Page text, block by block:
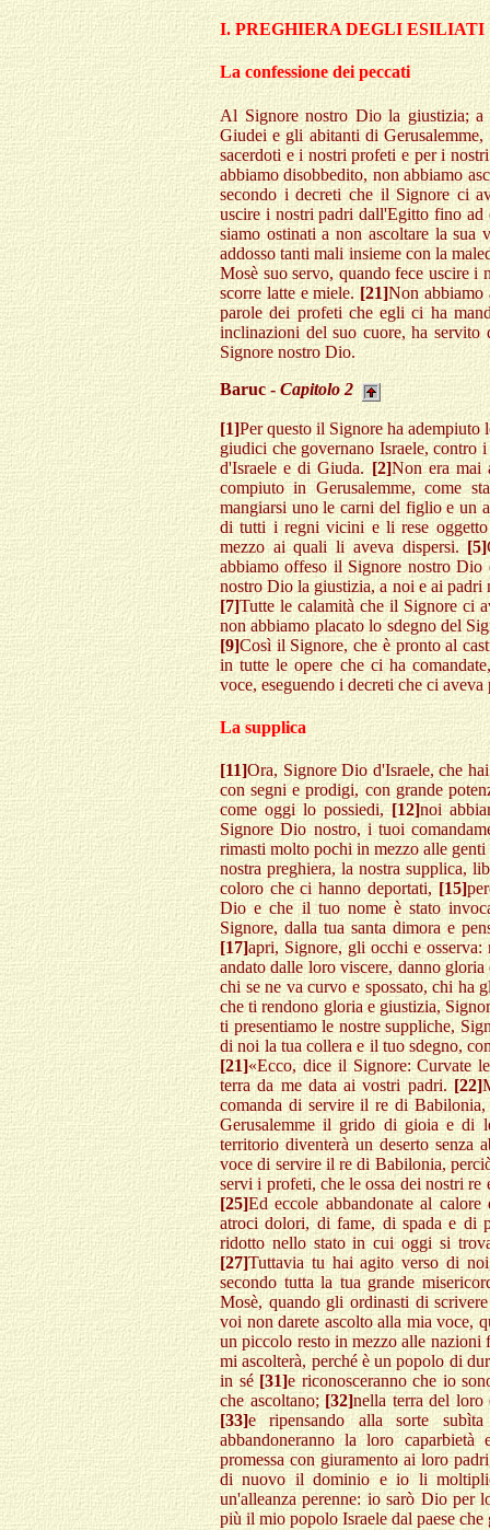
I. PREGHIERA DEGLI ESILIATI
La confessione dei peccati
Al Signore nostro Dio la giustizia;
Giudei e gli abitanti di Gerusalemme,
sacerdoti e i nostri profeti e per i
abbiamo disobbedito, non abbiamo
secondo i decreti che il Signore ci
uscire i nostri padri dall'Egitto fino
siamo ostinati a non ascoltare la sua
addosso tanti mali insieme con la
Mosè suo servo, quando fece uscire i
scorre latte e miele.[21]Non abbiamo
parole dei profeti che egli ci ha
inclinazioni del suo cuore, ha
Signore nostro Dio.
Baruc - Capitolo 2
[1]Per questo il Signore ha
giudici che governano Israele,
d'Israele e di Giuda. [2]Non era mai
compiuto in Gerusalemme, come
mangiarsi uno le carni del figlio e un
di tutti i regni vicini e li rese
mezzo ai quali li aveva dispersi. [5]
abbiamo offeso il Signore nostro
nostro Dio la giustizia, a noi e ai
[7]Tutte le calamità che il Signore ci
non abbiamo placato lo sdegno del
[9]Così il Signore, che è pronto al
in tutte le opere che ci ha
voce, eseguendo i decreti che ci aveva
La supplica
[11]Ora, Signore Dio d'Israele, che
con segni e prodigi, con grande
come oggi lo possiedi,[12]noi
Signore Dio nostro, i tuoi
rimasti molto pochi in mezzo alle
nostra preghiera, la nostra supplica,
coloro che ci hanno deportati,[15]
Dio e che il tuo nome è stato
Signore, dalla tua santa dimora e
[17]apri, Signore, gli occhi e
andato dalle loro viscere, danno
chi se ne va curvo e spossato, chi ha
che ti rendono gloria e giustizia,
ti presentiamo le nostre suppliche,
di noi la tua collera e il tuo sdegno,
[21]«Ecco, dice il Signore: Curvate
terra da me data ai vostri padri.[22]
comanda di servire il re di
Gerusalemme il grido di gioia e di
territorio diventerà un deserto senza
voce di servire il re di Babilonia,
servi i profeti, che le ossa dei nostri re
[25]Ed eccole abbandonate al
atroci dolori, di fame, di spada e di
ridotto nello stato in cui oggi si
[27]Tuttavia tu hai agito verso di
secondo tutta la tua grande
Mosè, quando gli ordinasti di
voi non darete ascolto alla mia voce,
un piccolo resto in mezzo alle
mi ascolterà, perché è un popolo di
in sé [31]e riconosceranno che io
che ascoltano; [32]nella terra del loro
[33]e ripensando alla sorte
abbandoneranno la loro
promessa con giuramento ai loro
di nuovo il dominio e io li
un'alleanza perenne: io sarò Dio per
più il mio popolo Israele dal paese che